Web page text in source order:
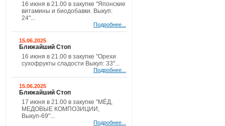
16 июня в 21.00 в закупке "Японские
витамины и биодобавки. Выкуп:
24"...
Подробнее...
15.06.2025
Ближайший Стоп
16 июня в 21.00 в закупке "Орехи
сухофрукты сладости Выкуп: 33"...
Подробнее...
15.06.2025
Ближайший Стоп
17 июня в 21.00 в закупке "МЁД,
МЕДОВЫЕ КОМПОЗИЦИИ,
Выкуп-69"...
Подробнее...